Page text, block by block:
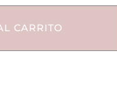
CARRITO